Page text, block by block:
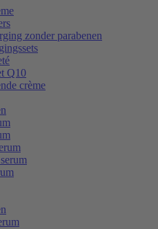
zonder parabenen
Q10
crème